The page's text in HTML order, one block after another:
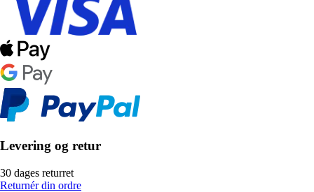
Levering og retur
30 dages returret
Returnér din ordre